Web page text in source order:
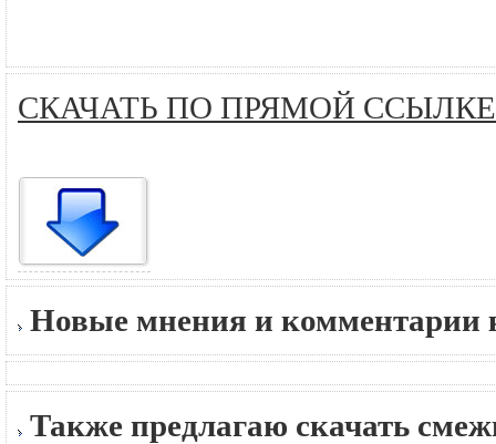
СКАЧАТЬ ПО ПРЯМОЙ ССЫЛКЕ
Новые мнения и комментарии
Также предлагаю скачать